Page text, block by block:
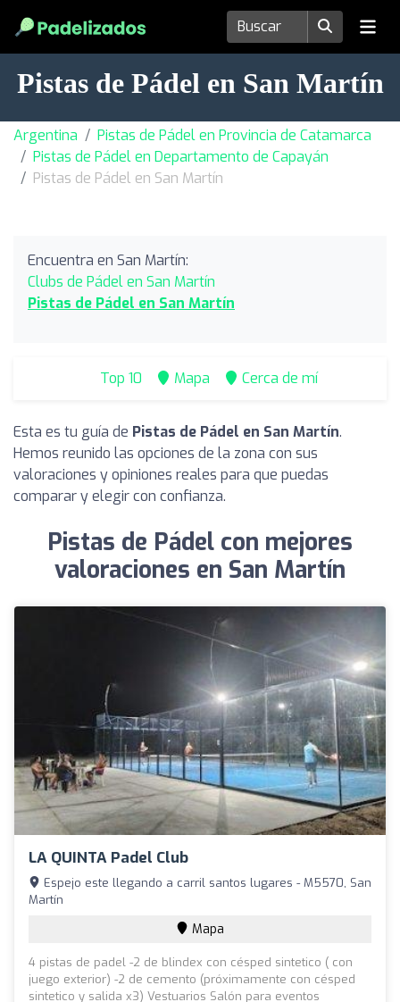
Pistas de Pádel en San Martín
Argentina
Pistas de Pádel en Provincia de Catamarca
Pistas de Pádel en Departamento de Capayán
Pistas de Pádel en San Martín
Encuentra en San Martín:
Clubs de Pádel en San Martín
Pistas de Pádel en San Martín
Top 10 Mapa Cerca de mí
Esta es tu guía de Pistas de Pádel en San Martín.
Hemos reunido las opciones de la zona con sus
valoraciones y opiniones reales para que puedas
comparar y elegir con confianza.
Pistas de Pádel con mejores
valoraciones en San Martín
LA QUINTA Padel Club
Espejo este llegando a carril santos lugares - M5570, San
Martín
Mapa
4 pistas de padel -2 de blindex con césped sintetico ( con
juego exterior) -2 de cemento (próximamente con césped
sintetico y salida x3) Vestuarios Salón para eventos